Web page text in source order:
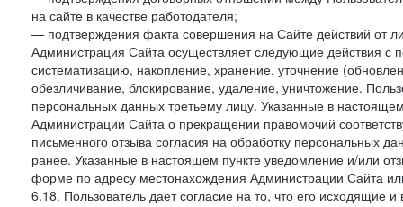
на сайте в качестве работодателя;
— подтверждения факта совершения на Сайте действий от
Администрация Сайта осуществляет следующие действия с
систематизацию, накопление, хранение, уточнение
обезличивание, блокирование, удаление, уничтожение.
персональных данных третьему лицу. Указанные в
Администрации Сайта о прекращении правомочий
письменного отзыва согласия на обработку персональных
ранее. Указанные в настоящем пункте уведомление и/или
форме по адресу местонахождения Администрации Сайта
6.18. Пользователь дает согласие на то, что его исходящие